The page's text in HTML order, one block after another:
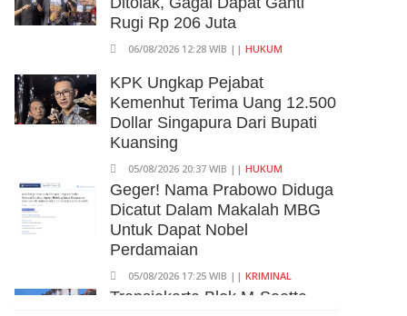
Rugi Rp 206 Juta
06/08/2026 12:28 WIB || HUKUM
KPK Ungkap Pejabat
Kemenhut Terima Uang 12.500
Dollar Singapura Dari Bupati
Kuansing
05/08/2026 20:37 WIB || HUKUM
Geger! Nama Prabowo Diduga
Dicatut Dalam Makalah MBG
Untuk Dapat Nobel
Perdamaian
05/08/2026 17:25 WIB || KRIMINAL
Transjakarta Blok M-Soetta